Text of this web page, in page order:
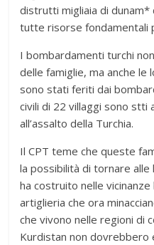
distrutti migliaia di dunam*
tutte risorse fondamentali
I bombardamenti turchi
delle famiglie, ma anche le
sono stati feriti dai
civili di 22 villaggi sono stti
all’assalto della Turchia.
Il CPT teme che queste
la possibilità di tornare alle
ha costruito nelle
artiglieria che ora
che vivono nelle regioni di
Kurdistan non